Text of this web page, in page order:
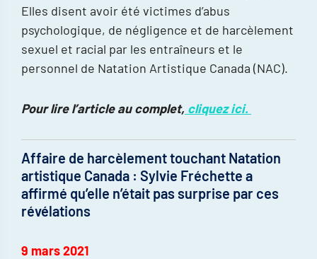
Elles disent avoir été victimes d’abus
psychologique, de négligence et de harcèlement
sexuel et racial par les entraîneurs et le
personnel de Natation Artistique Canada (NAC).
Pour lire l’article au complet, cliquez ici.
Affaire de harcèlement touchant Natation
artistique Canada : Sylvie Fréchette a
affirmé qu’elle n’était pas surprise par ces
révélations
9 mars 2021